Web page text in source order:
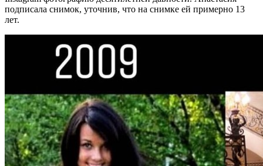
подписала снимок, уточнив, что на снимке ей примерно 13
лет.